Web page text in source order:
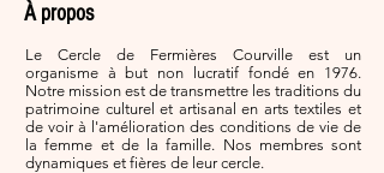
À propos
Le Cercle de Fermières Courville est un
organisme à but non lucratif fondé en 1976.
Notre mission est de transmettre les traditions du
patrimoine culturel et artisanal en arts textiles et
de voir à l'amélioration des conditions de vie de
la femme et de la famille. Nos membres sont
dynamiques et fières de leur cercle.